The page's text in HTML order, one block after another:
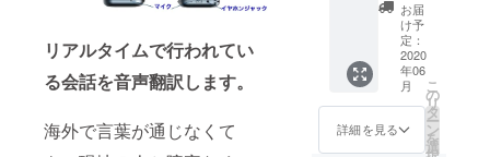
リアルタイムで行われてい
る会話を音声翻訳します。
海外で言葉が通じなくて
荷時期
が遅れ
る場合
があり
ます。
皆様の
ご支援
により
C充電
ケーブ
ル×2 ・
スト
ラップ
×2 ・
ユー
ザーマ
TR001
】3台
販売予
定価格
税抜
26,000
円
（セッ
お届
け予
定：
2020
年06
月
詳細を見る
こ
の
リ
タ
ー
ン
を
選